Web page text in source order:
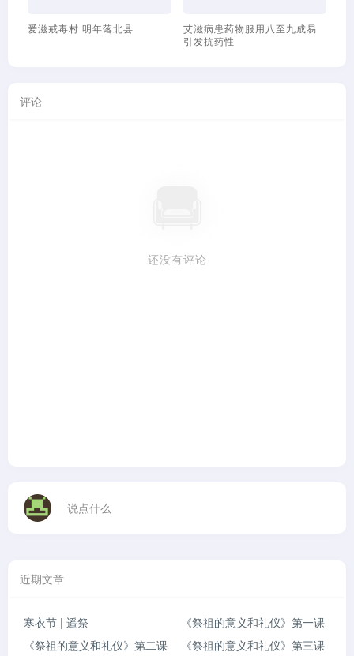
爱滋戒毒村 明年落北县
艾滋病患药物服用八至九成易
引发抗药性
评论
还没有评论
说点什么
近期文章
寒衣节 | 遥祭
《祭祖的意义和礼仪》第一课
《祭祖的意义和礼仪》第二课
《祭祖的意义和礼仪》第三课